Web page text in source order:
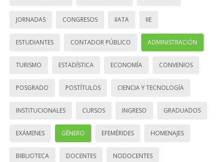
JORNADAS CONGRESOS IIATA IIE
ESTUDIANTES CONTADOR PÚBLICO ADMINISTRACIÓN
TURISMO ESTADÍSTICA ECONOMÍA CONVENIOS
POSGRADO POSTÍTULOS CIENCIA Y TECNOLOGÍA
INSTITUCIONALES CURSOS INGRESO GRADUADOS
EXÁMENES GÉNERO EFEMÉRIDES HOMENAJES
BIBLIOTECA DOCENTES NODOCENTES